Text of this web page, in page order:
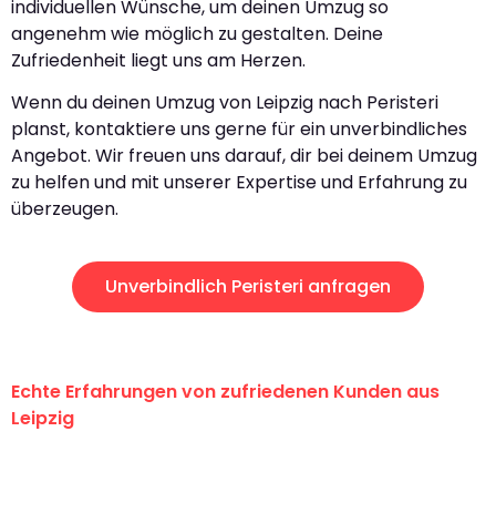
individuellen Wünsche, um deinen Umzug so
angenehm wie möglich zu gestalten. Deine
Zufriedenheit liegt uns am Herzen.
Wenn du deinen Umzug von Leipzig nach Peristeri
planst, kontaktiere uns gerne für ein unverbindliches
Angebot. Wir freuen uns darauf, dir bei deinem Umzug
zu helfen und mit unserer Expertise und Erfahrung zu
überzeugen.
Unverbindlich Peristeri anfragen
Echte Erfahrungen von zufriedenen Kunden aus
Leipzig